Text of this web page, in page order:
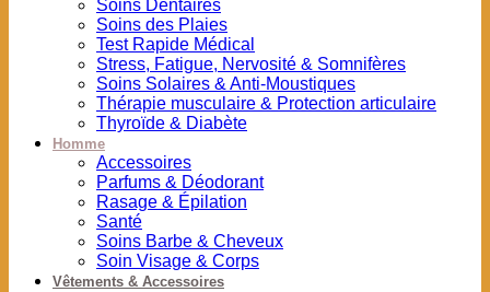
Soins Dentaires
Soins des Plaies
Test Rapide Médical
Stress, Fatigue, Nervosité & Somnifères
Soins Solaires & Anti-Moustiques
Thérapie musculaire & Protection articulaire
Thyroïde & Diabète
Homme
Accessoires
Parfums & Déodorant
Rasage & Épilation
Santé
Soins Barbe & Cheveux
Soin Visage & Corps
Vêtements & Accessoires